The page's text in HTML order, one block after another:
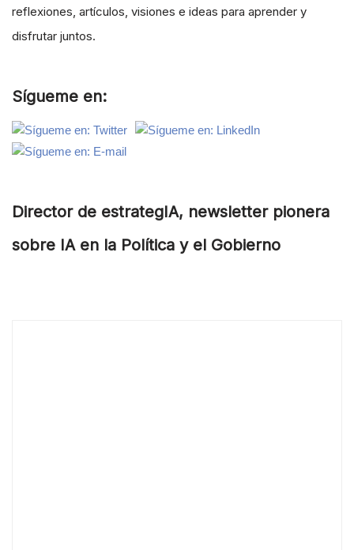
reflexiones, artículos, visiones e ideas para aprender y
disfrutar juntos.
Sígueme en:
Director de estrategIA, newsletter pionera
sobre IA en la Política y el Gobierno